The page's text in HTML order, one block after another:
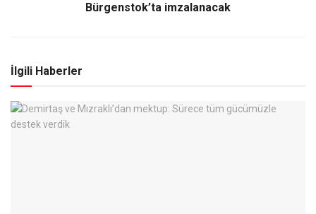
Bürgenstok’ta imzalanacak
İlgili Haberler